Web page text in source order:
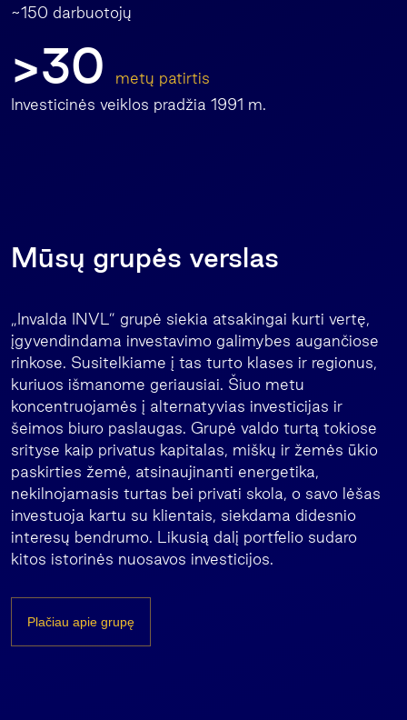
~150 darbuotojų
>30
metų patirtis
Investicinės veiklos pradžia 1991 m.
Mūsų grupės verslas
„Invalda INVL” grupė siekia atsakingai kurti vertę,
įgyvendindama investavimo galimybes augančiose
rinkose. Susitelkiame į tas turto klases ir regionus,
kuriuos išmanome geriausiai. Šiuo metu
koncentruojamės į alternatyvias investicijas ir
šeimos biuro paslaugas. Grupė valdo turtą tokiose
srityse kaip privatus kapitalas, miškų ir žemės ūkio
paskirties žemė, atsinaujinanti energetika,
nekilnojamasis turtas bei privati skola, o savo lėšas
investuoja kartu su klientais, siekdama didesnio
interesų bendrumo. Likusią dalį portfelio sudaro
kitos istorinės nuosavos investicijos.
Plačiau apie grupę